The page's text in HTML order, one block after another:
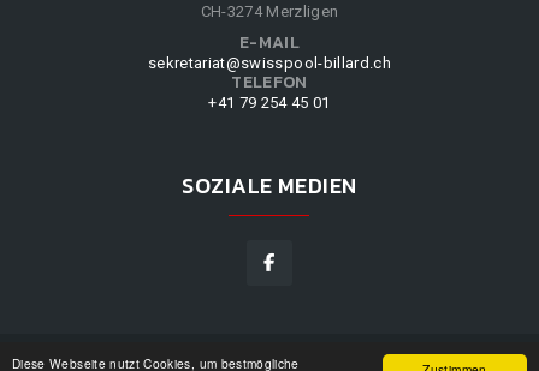
Diese Webseite nutzt Cookies, um bestmögliche
CH-3274 Merzligen
E-MAIL
sekretariat@swisspool-billard.ch
TELEFON
+41 79 254 45 01
SOZIALE MEDIEN